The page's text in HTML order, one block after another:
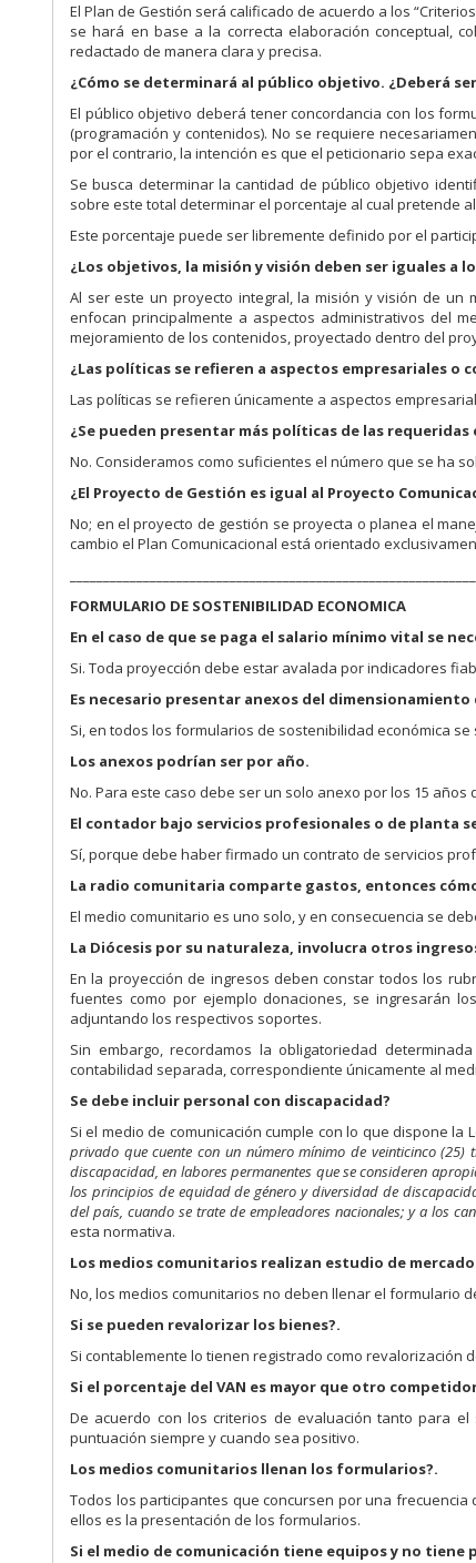
El Plan de Gestión será calificado de acuerdo a los
se hará en base a la correcta elaboración conceptual,
redactado de manera clara y precisa.
¿Cómo se determinará al público objetivo. ¿Deberá
El público objetivo deberá tener concordancia con los
(programación y contenidos). No se requiere
por el contrario, la intención es que el peticionario sepa
Se busca determinar la cantidad de público objetivo
sobre este total determinar el porcentaje al cual pretende
Este porcentaje puede ser libremente definido por el
¿Los objetivos, la misión y visión deben ser iguales a
Al ser este un proyecto integral, la misión y visión de
enfocan principalmente a aspectos administrativos del
mejoramiento de los contenidos, proyectado dentro del
¿Las políticas se refieren a aspectos empresariales o
Las políticas se refieren únicamente a aspectos
¿Se pueden presentar más políticas de las
No. Consideramos como suficientes el número que se ha
¿El Proyecto de Gestión es igual al Proyecto
No; en el proyecto de gestión se proyecta o planea el
cambio el Plan Comunicacional está orientado
FORMULARIO DE SOSTENIBILIDAD ECONOMICA
En el caso de que se paga el salario mínimo vital se
Si. Toda proyección debe estar avalada por indicadores
Es necesario presentar anexos del dimensionamiento
Si, en todos los formularios de sostenibilidad económica
Los anexos podrían ser por año.
No. Para este caso debe ser un solo anexo por los 15 años
El contador bajo servicios profesionales o de planta
Sí, porque debe haber firmado un contrato de servicios
La radio comunitaria comparte gastos, entonces
El medio comunitario es uno solo, y en consecuencia se
La Diócesis por su naturaleza, involucra otros
En la proyección de ingresos deben constar todos los
fuentes como por ejemplo donaciones, se ingresarán
adjuntando los respectivos soportes.
Sin embargo, recordamos la obligatoriedad
contabilidad separada, correspondiente únicamente al
Se debe incluir personal con discapacidad?
Si el medio de comunicación cumple con lo que dispone la
privado que cuente con un número mínimo de veinticinco
discapacidad, en labores permanentes que se consideren
los principios de equidad de género y diversidad de
del país, cuando se trate de empleadores nacionales; y a los
esta normativa.
Los medios comunitarios realizan estudio de
No, los medios comunitarios no deben llenar el formulario
Si se pueden revalorizar los bienes?.
Si contablemente lo tienen registrado como revalorización
Si el porcentaje del VAN es mayor que otro
De acuerdo con los criterios de evaluación tanto para
puntuación siempre y cuando sea positivo.
Los medios comunitarios llenan los formularios?.
Todos los participantes que concursen por una
ellos es la presentación de los formularios.
Si el medio de comunicación tiene equipos y no tiene